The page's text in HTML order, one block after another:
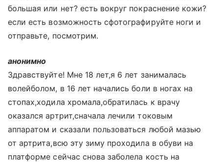
большая или нет? есть вокруг покраснение кожи?
если есть возможность сфотографируйте ноги и
отправьте, посмотрим.
анонимно
Здравствуйте! Мне 18 лет,я 6 лет занималась
волейболом, в 16 лет начались боли в ногах на
стопах,ходила хромала,обратилась к врачу
оказался артрит,сначала лечили токовым
аппаратом и сказали пользоваться любой мазью
от артрита,всю эту зиму проходила в обуви на
платформе сейчас снова заболела кость на